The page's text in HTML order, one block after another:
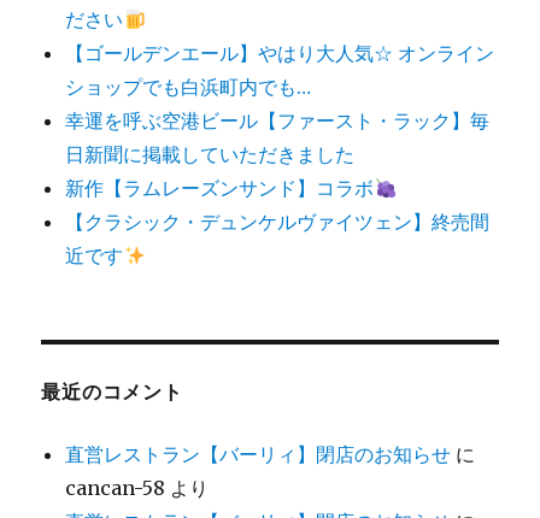
ださい
【ゴールデンエール】やはり大人気☆ オンライン
ショップでも白浜町内でも…
幸運を呼ぶ空港ビール【ファースト・ラック】毎
日新聞に掲載していただきました
新作【ラムレーズンサンド】コラボ
【クラシック・デュンケルヴァイツェン】終売間
近です
最近のコメント
直営レストラン【バーリィ】閉店のお知らせ に
cancan-58 より